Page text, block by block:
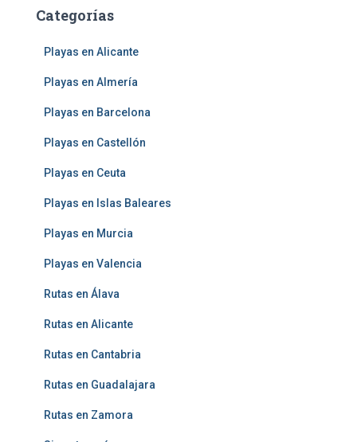
Categorías
Playas en Alicante
Playas en Almería
Playas en Barcelona
Playas en Castellón
Playas en Ceuta
Playas en Islas Baleares
Playas en Murcia
Playas en Valencia
Rutas en Álava
Rutas en Alicante
Rutas en Cantabria
Rutas en Guadalajara
Rutas en Zamora